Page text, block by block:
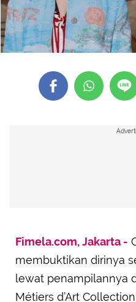
Fimela.com, Jakarta -
membuktikan dirinya
lewat penampilannya
Métiers d’Art